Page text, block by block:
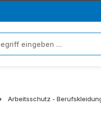
Arbeitsschutz -